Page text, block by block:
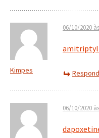
Kimpes
06/10/2020
06/10/2020